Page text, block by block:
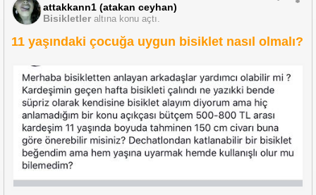
attakkann1 (atakan ceyhan)
Bisikletler altına konu açtı.
11 yaşındaki çocuğa uygun bisiklet nasıl olmalı?